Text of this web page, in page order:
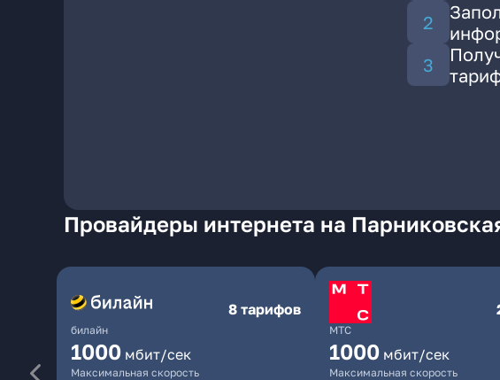
Провайдеры интернета на
билайн
8 тарифов
1000 мбит/сек
Максимальная скорость
МТС
1000 мбит/сек
Максимальная скорость